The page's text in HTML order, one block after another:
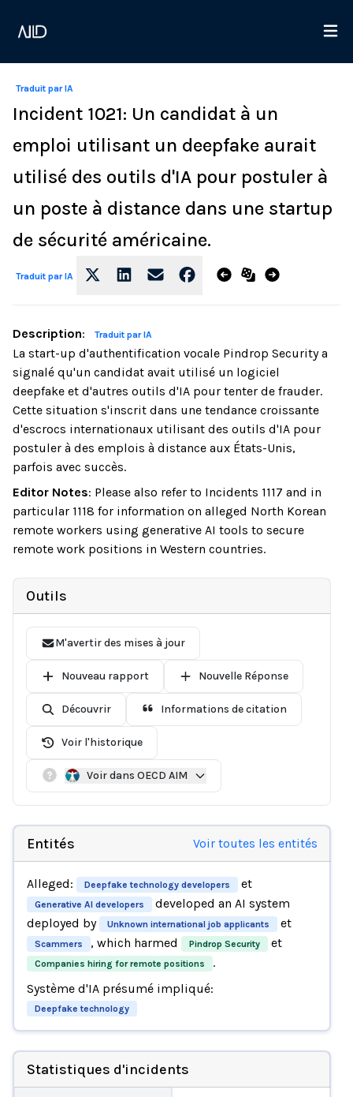
Traduit par IA
Incident 1021: Un candidat à un
emploi utilisant un deepfake aurait
utilisé des outils d'IA pour postuler à
un poste à distance dans une startup
de sécurité américaine.
Traduit par IA
Description: Traduit par IA
La start-up d'authentification vocale Pindrop Security a
signalé qu'un candidat avait utilisé un logiciel
deepfake et d'autres outils d'IA pour tenter de frauder.
Cette situation s'inscrit dans une tendance croissante
d'escrocs internationaux utilisant des outils d'IA pour
postuler à des emplois à distance aux États-Unis,
parfois avec succès.
Editor Notes: Please also refer to Incidents 1117 and in
particular 1118 for information on alleged North Korean
remote workers using generative AI tools to secure
remote work positions in Western countries.
Outils
M'avertir des mises à jour
Nouveau rapport Nouvelle Réponse
Découvrir Informations de citation
Voir l'historique
Voir dans OECD AIM
Entités Voir toutes les entités
Alleged: Deepfake technology developers et
Generative AI developers
developed an AI system
deployed by
Unknown international job applicants et
Scammers , which harmed Pindrop Security et
Companies hiring for remote positions
.
Système d'IA présumé impliqué:
Deepfake technology
Statistiques d'incidents